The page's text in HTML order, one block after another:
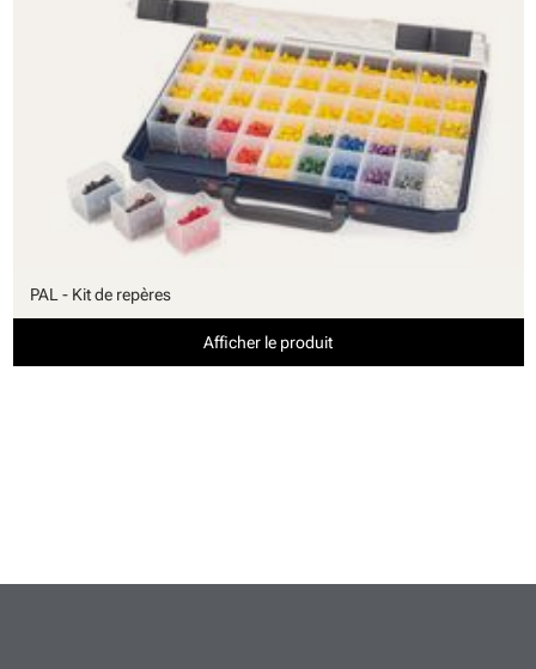
PAL - Kit de repères
Afficher le produit